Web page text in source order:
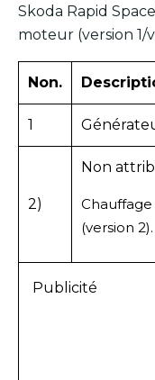
Skoda Rapid
moteur (version 1/
Non.
1
2)
Non
(version 2).
Publicité